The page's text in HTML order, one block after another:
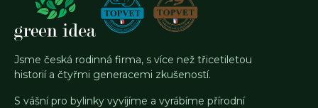
Jsme česká rodinná firma, s více než třicetiletou
historií a čtyřmi generacemi zkušeností.
S vášní pro bylinky vyvíjíme a vyrábíme přírodní